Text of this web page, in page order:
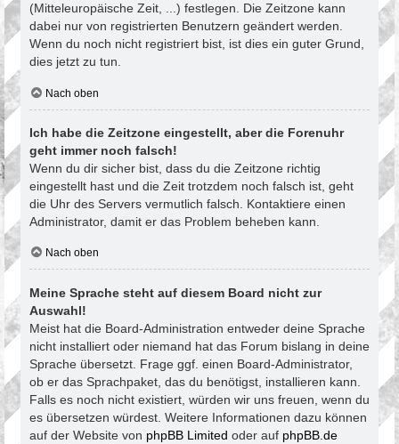
(Mitteleuropäische Zeit, ...) festlegen. Die Zeitzone kann
dabei nur von registrierten Benutzern geändert werden.
Wenn du noch nicht registriert bist, ist dies ein guter Grund,
dies jetzt zu tun.
Nach oben
Ich habe die Zeitzone eingestellt, aber die Forenuhr
geht immer noch falsch!
Wenn du dir sicher bist, dass du die Zeitzone richtig
eingestellt hast und die Zeit trotzdem noch falsch ist, geht
die Uhr des Servers vermutlich falsch. Kontaktiere einen
Administrator, damit er das Problem beheben kann.
Nach oben
Meine Sprache steht auf diesem Board nicht zur
Auswahl!
Meist hat die Board-Administration entweder deine Sprache
nicht installiert oder niemand hat das Forum bislang in deine
Sprache übersetzt. Frage ggf. einen Board-Administrator,
ob er das Sprachpaket, das du benötigst, installieren kann.
Falls es noch nicht existiert, würden wir uns freuen, wenn du
es übersetzen würdest. Weitere Informationen dazu können
auf der Website von phpBB Limited oder auf phpBB.de